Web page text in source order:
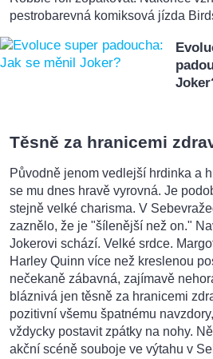
pestrobarevná komiksová jízda
Těsně za hranicemi
Původně jenom vedlejší hrdinka a
se mu dnes hravě vyrovná. Je
stejně velké charisma. V
zaznělo, že je "šílenější než on."
Jokerovi schází. Velké srdce.
Harley Quinn více než kreslenou
nečekaně zábavná, zajímavě
bláznivá jen těsně za hranicemi
pozitivní všemu špatnému
vždycky postavit zpátky na nohy.
akční scéně souboje ve výtahu v